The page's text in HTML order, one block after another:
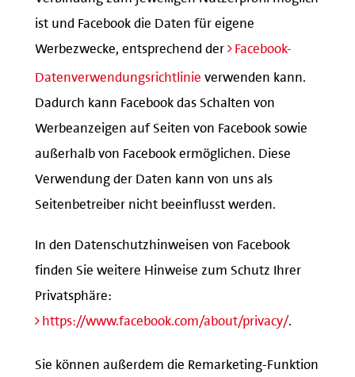
ist und Facebook die Daten für eigene
Werbezwecke, entsprechend der Facebook-
Datenverwendungsrichtlinie verwenden kann.
Dadurch kann Facebook das Schalten von
Werbeanzeigen auf Seiten von Facebook sowie
außerhalb von Facebook ermöglichen. Diese
Verwendung der Daten kann von uns als
Seitenbetreiber nicht beeinflusst werden.
In den Datenschutzhinweisen von Facebook
finden Sie weitere Hinweise zum Schutz Ihrer
Privatsphäre:
https://www.facebook.com/about/privacy/.
Sie können außerdem die Remarketing-Funktion